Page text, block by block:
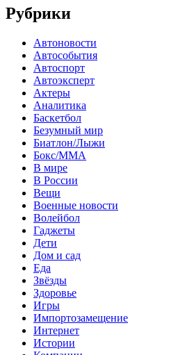
Рубрики
Автоновости
Автособытия
Автоспорт
Автоэксперт
Актеры
Аналитика
Баскетбол
Безумный мир
Биатлон/Лыжи
Бокс/MMA
В мире
В России
Вещи
Военные новости
Волейбол
Гаджеты
Дети
Дом и сад
Еда
Звёзды
Здоровье
Игры
Импортозамещение
Интернет
Истории